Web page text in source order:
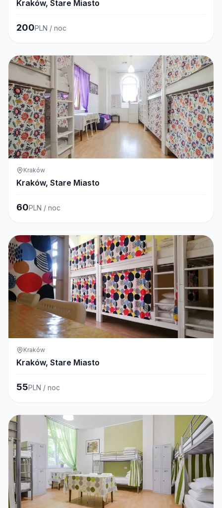
Kraków, Stare Miasto
200PLN / noc
Kraków
Kraków, Stare Miasto
60PLN / noc
Kraków
Kraków, Stare Miasto
55PLN / noc